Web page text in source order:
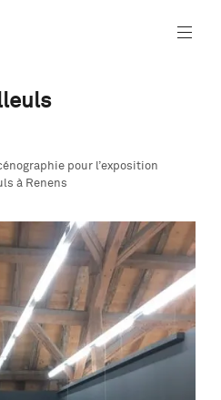
pour l’exposition
à Renens